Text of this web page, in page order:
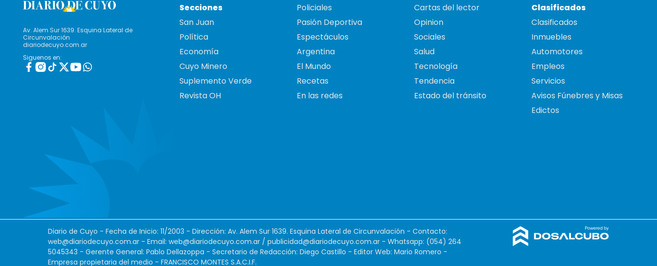
Av. Alem Sur 1639. Esquina Lateral de
Circunvalación
diariodecuyo.com.ar
Siguenos en:
Secciones
San Juan
Política
Economía
Cuyo Minero
Suplemento Verde
Revista OH
Policiales
Pasión Deportiva
Espectáculos
Argentina
El Mundo
Recetas
En las redes
Cartas del lector
Opinion
Sociales
Salud
Tecnología
Tendencia
Estado del tránsito
Clasificados
Clasificados
Inmuebles
Automotores
Empleos
Servicios
Avisos Fúnebres y Misas
Edictos
Diario de Cuyo - Fecha de Inicio: 11/2003 - Dirección: Av. Alem Sur 1639. Esquina Lateral de Circunvalación - Contacto:
web@diariodecuyo.com.ar - Email: web@diariodecuyo.com.ar / publicidad@diariodecuyo.com.ar - Whatsapp: (054) 264
5045343 - Gerente General: Pablo Dellazoppa - Secretario de Redacción: Diego Castillo - Editor Web: Mario Romero -
Empresa propietaria del medio - FRANCISCO MONTES S.A.C.I.F.